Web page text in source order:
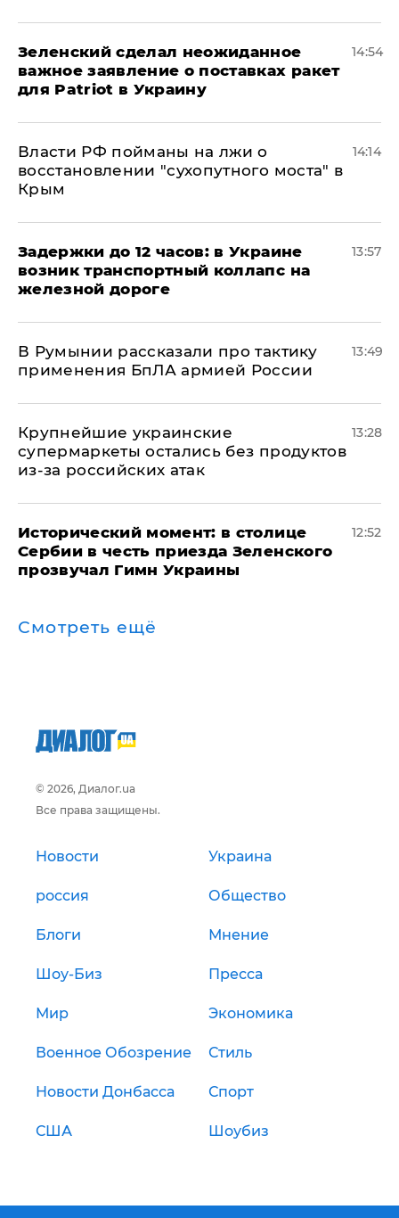
Зеленский сделал неожиданное
важное заявление о поставках ракет
для Patriot в Украину
14:54
Власти РФ пойманы на лжи о
восстановлении "сухопутного моста" в
Крым
14:14
Задержки до 12 часов: в Украине
возник транспортный коллапс на
железной дороге
13:57
В Румынии рассказали про тактику
применения БпЛА армией России
13:49
Крупнейшие украинские
супермаркеты остались без продуктов
из-за российских атак
13:28
Исторический момент: в столице
Сербии в честь приезда Зеленского
прозвучал Гимн Украины
12:52
Смотреть ещё
© 2026, Диалог.ua
Все права защищены.
Новости Украина
россия Общество
Блоги Мнение
Шоу-Биз Пресса
Мир Экономика
Военное Обозрение Стиль
Новости Донбасса Спорт
США Шоубиз